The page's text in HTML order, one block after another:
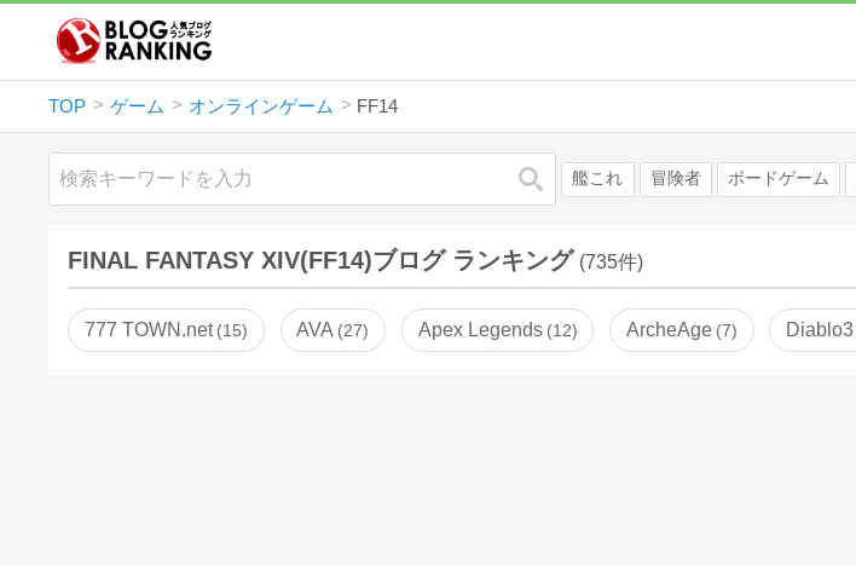
TOP ゲーム オンラインゲーム FF14
検索 艦これ 冒険者 ボードゲーム
FINAL FANTASY XIV(FF14)ブログ ランキング (735件)
777 TOWN.net 15 AVA 27 Apex Legends 12 ArcheAge 7 Diablo3